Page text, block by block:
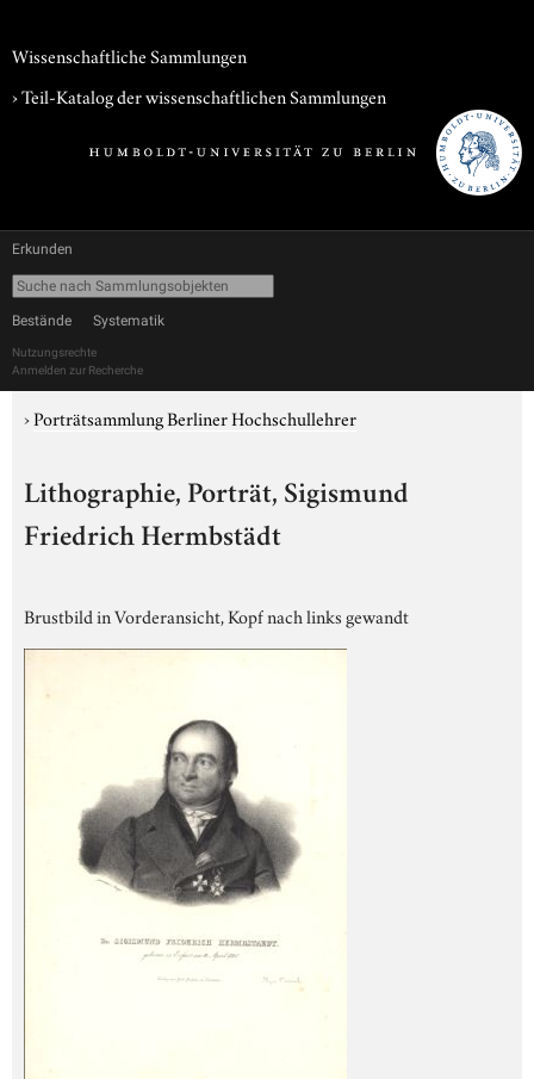
Wissenschaftliche Sammlungen
› Teil-Katalog der wissenschaftlichen Sammlungen
Erkunden
Bestände Systematik
Nutzungsrechte
Anmelden zur Recherche
›Porträtsammlung Berliner Hochschullehrer
Lithographie, Porträt, Sigismund
Friedrich Hermbstädt
Brustbild in Vorderansicht, Kopf nach links gewandt